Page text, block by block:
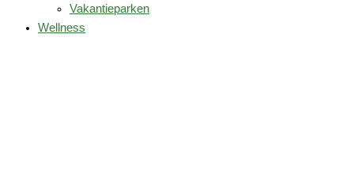
Vakantieparken
Wellness